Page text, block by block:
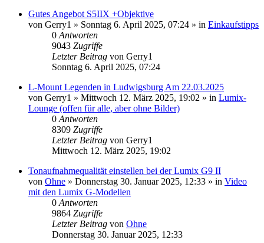
Gutes Angebot S5IIX +Objektive
von Gerry1 » Sonntag 6. April 2025, 07:24 » in Einkaufstipps
0 Antworten
9043 Zugriffe
Letzter Beitrag von Gerry1
Sonntag 6. April 2025, 07:24
L-Mount Legenden in Ludwigsburg Am 22.03.2025
von Gerry1 » Mittwoch 12. März 2025, 19:02 » in Lumix-
Lounge (offen für alle, aber ohne Bilder)
0 Antworten
8309 Zugriffe
Letzter Beitrag von Gerry1
Mittwoch 12. März 2025, 19:02
Tonaufnahmequalität einstellen bei der Lumix G9 II
von Ohne » Donnerstag 30. Januar 2025, 12:33 » in Video
mit den Lumix G-Modellen
0 Antworten
9864 Zugriffe
Letzter Beitrag von Ohne
Donnerstag 30. Januar 2025, 12:33